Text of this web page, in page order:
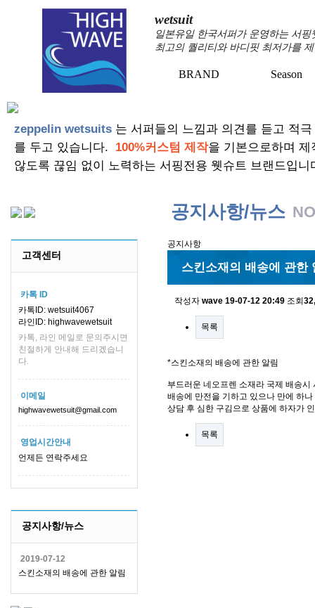
wetsuit
일본유일 한국서퍼가 운영하는 서
최고의 퀄리티와 바디핏 최저가를
BRAND Season
zeppelin wetsuits 는 서퍼들의 느낌과 의견를 듣고 적
를 두고 있습니다. 100%커스텀 제작을 기본으로하며
않도록 끊임 없이 노력하는 서핑전용 웻슈트 브랜드입니
고객센터
카톡 ID
카톡ID: wetsuit4067
라인ID: highwavewetsuit
카톡, 라인 메일로 문의주시면
친절하게 안내해 드리겠습니
다.
이메일
highwavewetsuit@gmail.com
영업시간안내
언제든 연락주세요
공지사항/뉴스
2019-07-12
스킨소재의 배송에 관한 알림
공지사항/뉴스
공지사항
스킨소재의 배송에 관한
작성자 wave 19-07-12 20:49 조회
목록
*스킨소재의 배송에 관한 알림
부드러운 네오프렌 소재라 국제 배송
배송에 만전을 기하고 있으나 만에 하
상담 후 심한 구김으로 상품에 하자가
목록